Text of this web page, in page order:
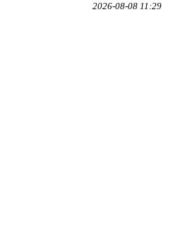
2026-08-08 11:29